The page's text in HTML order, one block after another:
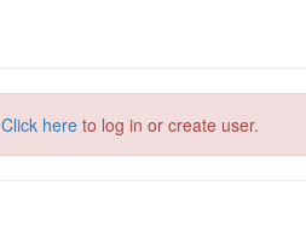
Click here to log in or create user.